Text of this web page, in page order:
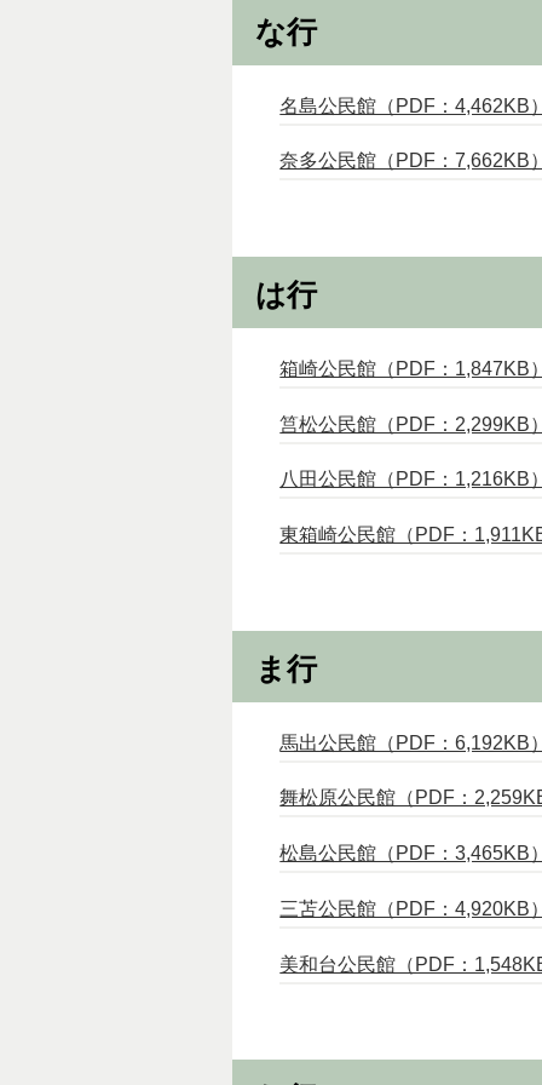
な行
名島公民館（PDF：4,462KB
奈多公民館（PDF：7,662KB
は行
箱崎公民館（PDF：1,847KB
筥松公民館（PDF：2,299KB
八田公民館（PDF：1,216KB
東箱崎公民館（PDF：
ま行
馬出公民館（PDF：6,192KB
舞松原公民館（PDF：
松島公民館（PDF：3,465KB
三苫公民館（PDF：4,920KB
美和台公民館（PDF：